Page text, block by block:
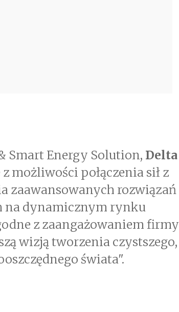
Smart Energy Solution, Delta
możliwości połączenia sił z
zaawansowanych rozwiązań
na dynamicznym rynku
z zaangażowaniem firmy
wizją tworzenia czystszego,
świata".